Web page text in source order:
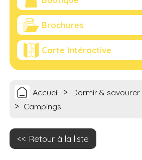
Brochures
Carte Intéractive
Accueil > Dormir & savourer
> Campings
Retour à la liste